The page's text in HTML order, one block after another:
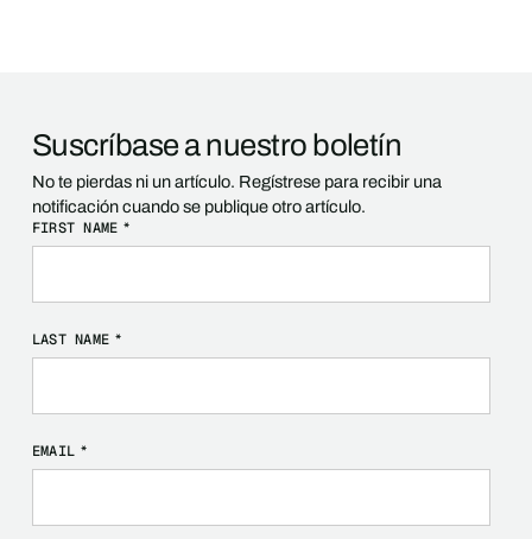
Suscríbase a nuestro boletín
No te pierdas ni un artículo. Regístrese para recibir una
notificación cuando se publique otro artículo.
FIRST NAME *
LAST NAME *
EMAIL *